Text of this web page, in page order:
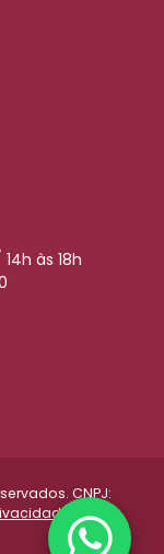
às 18h
CNPJ: